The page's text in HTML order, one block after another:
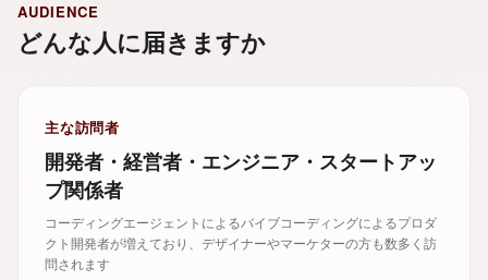
AUDIENCE
どんな人に届きますか
主な訪問者
開発者・経営者・エンジニア・スタートアッ
プ関係者
コーディングエージェントによるバイブコーディングによるプロダ
クト開発者が増えており、デザイナーやマーケターの方も数多く訪
問されます